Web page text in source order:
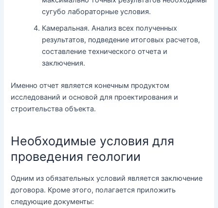
сугубо лабораторные условия.
Камеральная. Анализ всех полученных
результатов, подведение итоговых расчетов,
составление технического отчета и
заключения.
Именно отчет является конечным продуктом
исследований и основой для проектирования и
строительства объекта.
Необходимые условия для
проведения геологии
Одним из обязательных условий является заключение
договора. Кроме этого, полагается приложить
следующие документы: